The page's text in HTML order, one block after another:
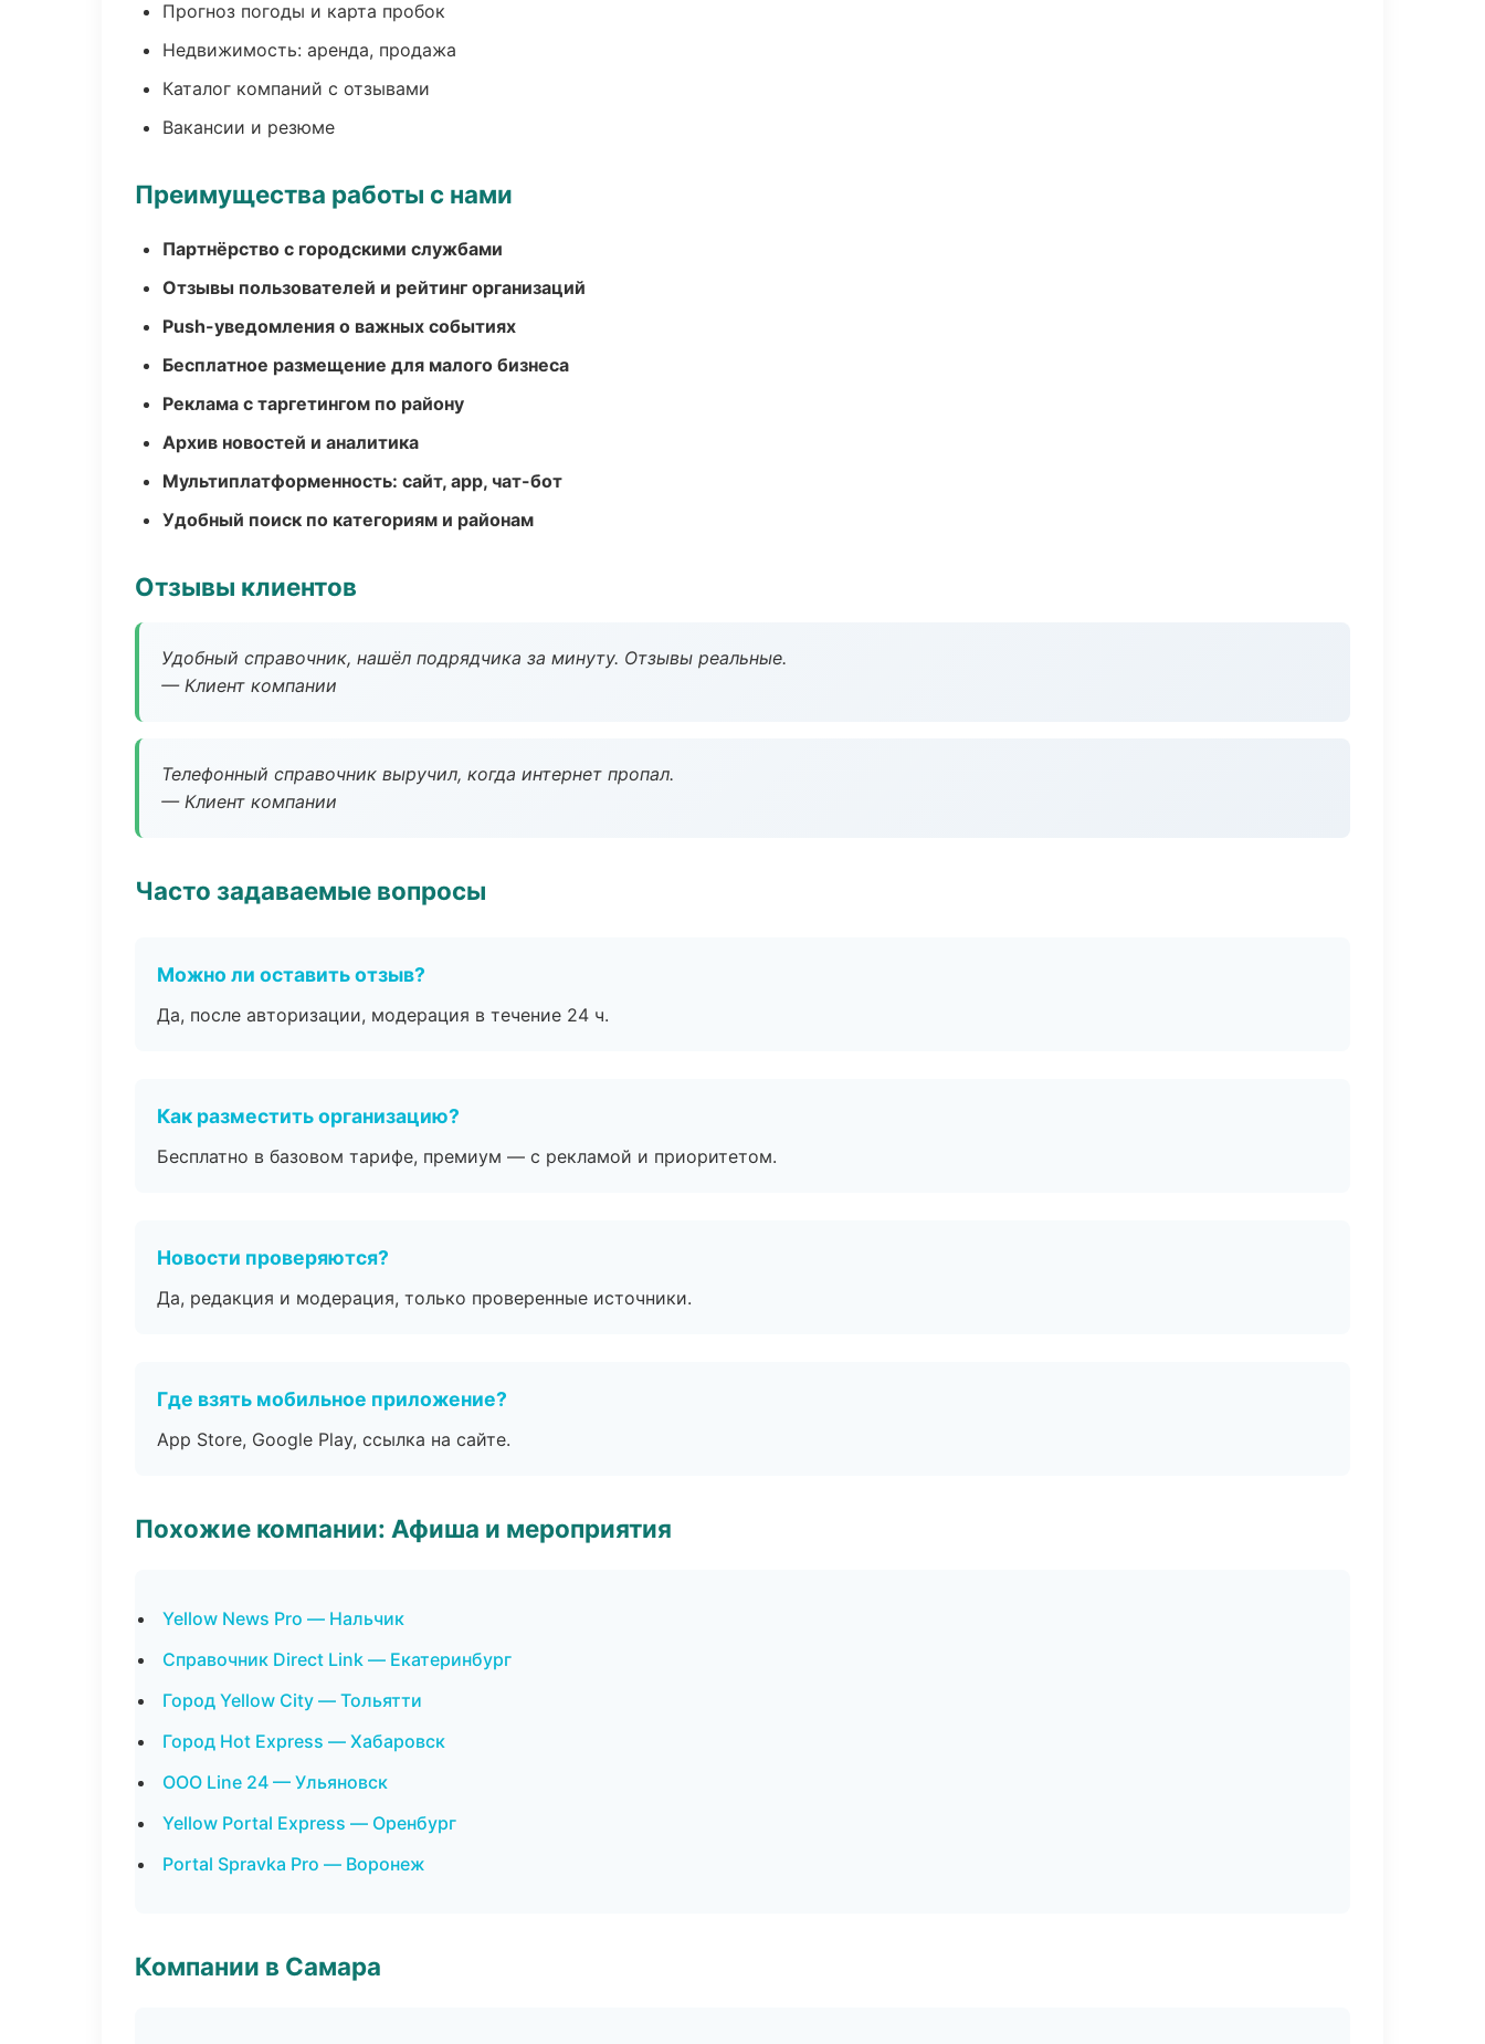
Прогноз погоды и карта пробок
Недвижимость: аренда, продажа
Каталог компаний с отзывами
Вакансии и резюме
Преимущества работы с нами
Партнёрство с городскими службами
Отзывы пользователей и рейтинг организаций
Push-уведомления о важных событиях
Бесплатное размещение для малого бизнеса
Реклама с таргетингом по району
Архив новостей и аналитика
Мультиплатформенность: сайт, app, чат-бот
Удобный поиск по категориям и районам
Отзывы клиентов
Удобный справочник, нашёл подрядчика за минуту. Отзывы реальные.
— Клиент компании
Телефонный справочник выручил, когда интернет пропал.
— Клиент компании
Часто задаваемые вопросы
Можно ли оставить отзыв?
Да, после авторизации, модерация в течение 24 ч.
Как разместить организацию?
Бесплатно в базовом тарифе, премиум — с рекламой и приоритетом.
Новости проверяются?
Да, редакция и модерация, только проверенные источники.
Где взять мобильное приложение?
App Store, Google Play, ссылка на сайте.
Похожие компании: Афиша и мероприятия
Yellow News Pro — Нальчик
Справочник Direct Link — Екатеринбург
Город Yellow City — Тольятти
Город Hot Express — Хабаровск
ООО Line 24 — Ульяновск
Yellow Portal Express — Оренбург
Portal Spravka Pro — Воронеж
Компании в Самара